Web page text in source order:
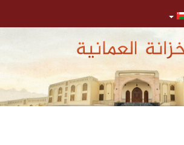
المركز
الإعلامي